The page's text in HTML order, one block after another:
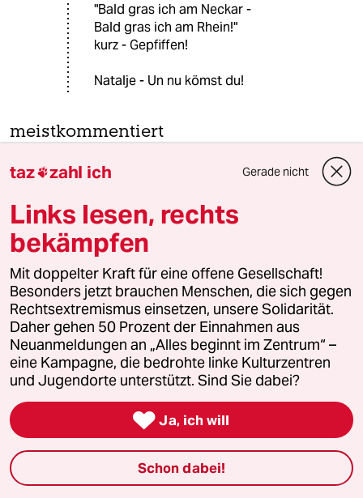
"Bald gras ich am Neckar -
Bald gras ich am Rhein!"
kurz - Gepfiffen!
Natalje - Un nu kömst du!
meistkommentiert
1 Krise der Demokratie
AfD-Wählen als Triebabfuhr
2 Nein zum Zivildienst
Hinterlistiger Schritt der
Bundesregierung
3 Bundeszentrale für politische Bildung
Zurück zu den antikommunistischen
Niedrigwasser in Mittel- und Osteuropa
taz zahl ich Gerade nicht
Links lesen, rechts
bekämpfen
Mit doppelter Kraft für eine offene Gesellschaft!
Besonders jetzt brauchen Menschen, die sich gegen
Rechtsextremismus einsetzen, unsere Solidarität.
Daher gehen 50 Prozent der Einnahmen aus
Neuanmeldungen an „Alles beginnt im Zentrum“ –
eine Kampagne, die bedrohte linke Kulturzentren
und Jugendorte unterstützt. Sind Sie dabei?
 Ja, ich will
Schon dabei!